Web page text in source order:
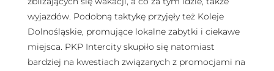
wyjazdów. Podobną taktykę przyjęły też Koleje
Dolnośląskie, promujące lokalne zabytki i ciekawe
miejsca. PKP Intercity skupiło się natomiast
bardziej na kwestiach związanych z promocjami na